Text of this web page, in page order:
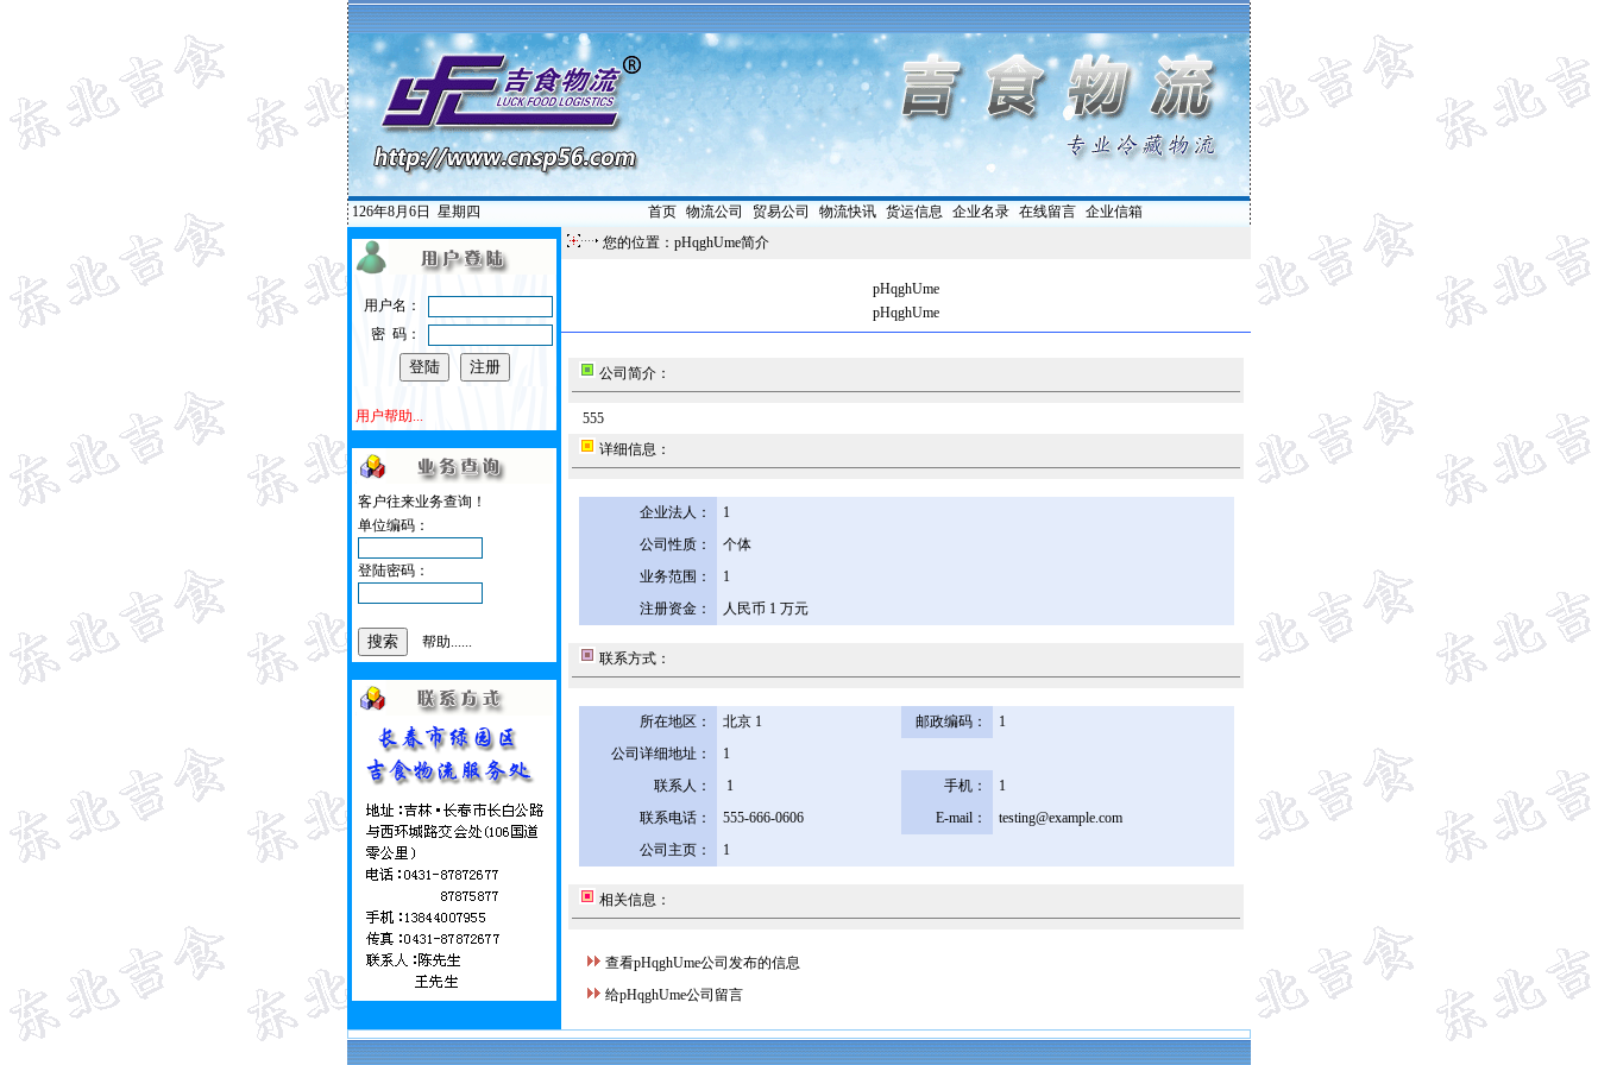
126年8月6日 星期四 首页| 物流公司 贸易公司 物流快讯| 货运信息 企业名录| 在线留言| 企业信箱
用户名：
密 码：
用户帮助...
客户往来业务查询！
单位编码：
登陆密码：
帮助......
您的位置：pHqghUme简介
pHqghUme
pHqghUme
公司简介：
555
详细信息：
企业法人：
1
公司性质：
个体
业务范围：
1
注册资金：
人民币 1 万元
联系方式：
所在地区： 北京 1 邮政编码：
1
公司详细地址：
1
联系人：
1 手机：
1
联系电话：
555-666-0606 E-mail：
testing@example.com
公司主页：
1
相关信息：
查看pHqghUme公司发布的信息
给pHqghUme公司留言